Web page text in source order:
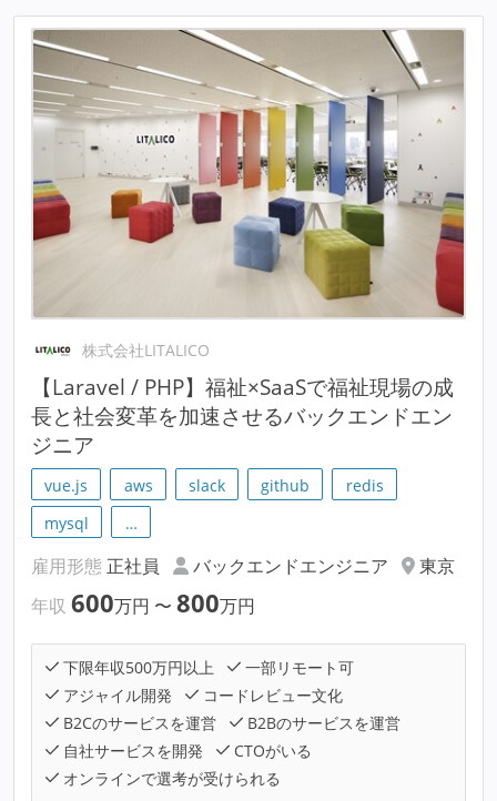
株式会社LITALICO
【Laravel / PHP】福祉×SaaSで福祉現場の成
長と社会変革を加速させるバックエンドエン
ジニア
vue.js aws slack github
redis
mysql
…
雇用形態 正社員 バックエンドエンジニア
東京
年収 600万円 〜 800万円
下限年収500万円以上
一部リモート可
アジャイル開発
コードレビュー文化
B2Cのサービスを運営
B2Bのサービスを運営
自社サービスを開発
CTOがいる
オンラインで選考が受けられる